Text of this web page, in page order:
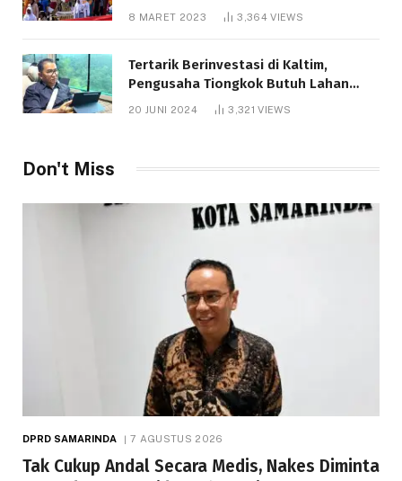
8 MARET 2023 3,364VIEWS
Tertarik Berinvestasi di Kaltim,
Pengusaha Tiongkok Butuh Lahan
1.000 Hektare
20 JUNI 2024 3,321VIEWS
Don't Miss
DPRD SAMARINDA 7 AGUSTUS 2026
Tak Cukup Andal Secara Medis, Nakes Diminta